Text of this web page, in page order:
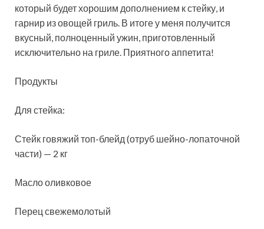
который будет хорошим дополнением к стейку, и
гарнир из овощей гриль. В итоге у меня получится
вкусный, полноценный ужин, приготовленный
исключительно на гриле. Приятного аппетита!
Продукты
Для стейка:
Стейк говяжий топ-блейд (отруб шейно-лопаточной
части) — 2 кг
Масло оливковое
Перец свежемолотый